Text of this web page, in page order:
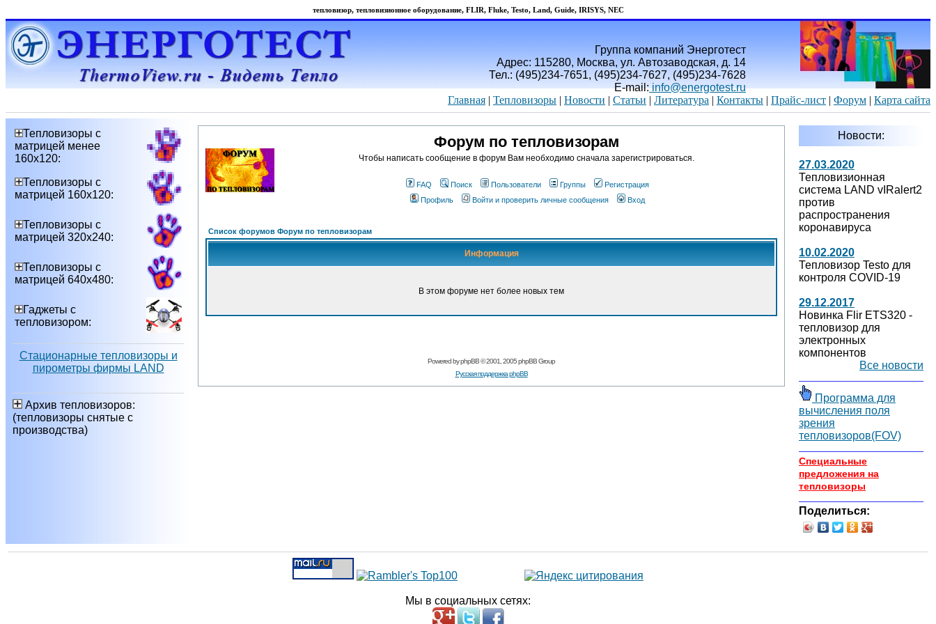
тепловизор, тепловизионное оборудование, FLIR, Fluke, Testo, Land, Guide, IRISYS, NEC
Группа компаний Энерготест
Адрес: 115280, Москва, ул. Автозаводская, д. 14
Тел.: (495)234-7651, (495)234-7627, (495)234-7628
E-mail:info@energotest.ru
Главная | Тепловизоры | Новости | Статьи | Литература | Контакты | Прайс-лист | Форум | Карта сайта
Тепловизоры с
матрицей менее
160х120:
Тепловизоры с
матрицей 160х120:
Тепловизоры с
матрицей 320х240:
Тепловизоры с
матрицей 640х480:
Гаджеты с
тепловизором:
Стационарные тепловизоры и
пирометры фирмы LAND
Архив тепловизоров:
(тепловизоры снятые с
производства)
Форум по тепловизорам
Чтобы написать сообщение в форум Вам необходимо сначала зарегистрироваться.
FAQ Поиск Пользователи Группы
Регистрация
Профиль
Войти и проверить личные сообщения Вход
Список форумов Форум по тепловизорам
Информация
В этом форуме нет более новых тем
Powered byphpBB© 2001, 2005 phpBB Group
Русская поддержка phpBB
Новости:
27.03.2020
Тепловизионная
система LAND vIRalert2
против
распространения
коронавируса
10.02.2020
Тепловизор Testo для
контроля COVID-19
29.12.2017
Новинка Flir ETS320 -
тепловизор для
электронных
компонентов
Все новости
Программа для
вычисления поля
зрения
тепловизоров(FOV)
Специальные
предложения на
тепловизоры
Поделиться:
Мы в социальных сетях: